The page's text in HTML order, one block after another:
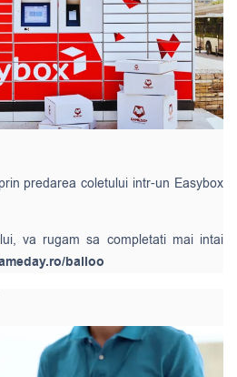
prin predarea coletului intr-un Easybox
va rugam sa completati mai intai
balloo